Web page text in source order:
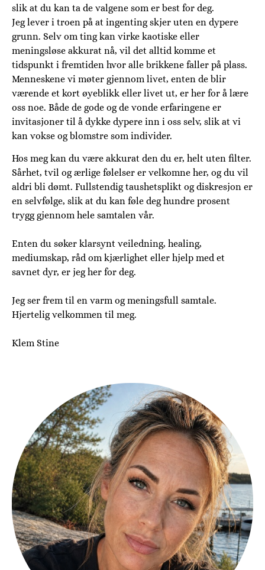
slik at du kan ta de valgene som er best for deg.
Jeg lever i troen på at ingenting skjer uten en dypere
grunn. Selv om ting kan virke kaotiske eller
meningsløse akkurat nå, vil det alltid komme et
tidspunkt i fremtiden hvor alle brikkene faller på plass.
Menneskene vi møter gjennom livet, enten de blir
værende et kort øyeblikk eller livet ut, er her for å lære
oss noe. Både de gode og de vonde erfaringene er
invitasjoner til å dykke dypere inn i oss selv, slik at vi
kan vokse og blomstre som individer.
Hos meg kan du være akkurat den du er, helt uten filter.
Sårhet, tvil og ærlige følelser er velkomne her, og du vil
aldri bli dømt. Fullstendig taushetsplikt og diskresjon er
en selvfølge, slik at du kan føle deg hundre prosent
trygg gjennom hele samtalen vår.
Enten du søker klarsynt veiledning, healing,
mediumskap, råd om kjærlighet eller hjelp med et
savnet dyr, er jeg her for deg.
Jeg ser frem til en varm og meningsfull samtale.
Hjertelig velkommen til meg.
Klem Stine